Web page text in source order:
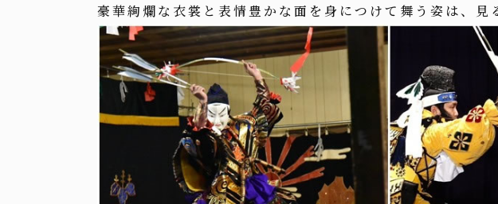
豪華絢爛な衣裳と表情豊かな面を身につけて舞う姿は、見